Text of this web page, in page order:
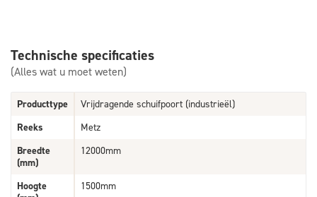
Technische specificaties
(Alles wat u moet weten)
Producttype
Vrijdragende schuifpoort (industrieël)
Reeks
Metz
Breedte
(mm)
12000mm
Hoogte
1500mm